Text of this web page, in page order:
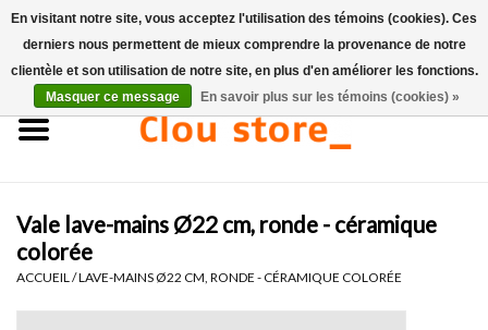
Accueil
Ensembles de lave-mains
Vale lave-mains Ø22 cm, ronde - céramique
colorée
ACCUEIL /LAVE-MAINS Ø22 CM, RONDE - CÉRAMIQUE COLORÉE
En visitant notre site, vous acceptez l'utilisation des témoins (cookies). Ces
derniers nous permettent de mieux comprendre la provenance de notre
clientèle et son utilisation de notre site, en plus d'en améliorer les fonctions.
Masquer ce message
En savoir plus sur les témoins (cookies) »